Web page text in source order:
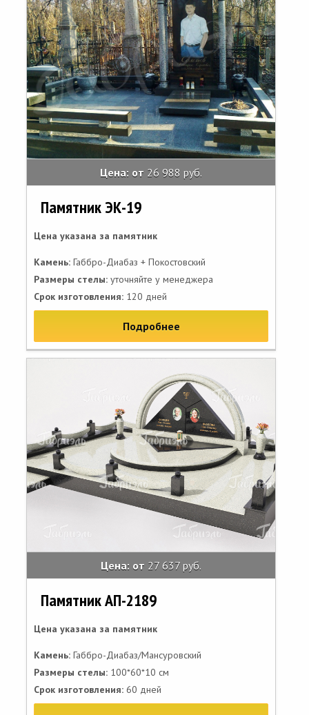
Цена: от 26 988 руб.
Памятник ЭК-19
Цена указана за памятник
Камень: Габбро-Диабаз + Покостовский
Размеры стелы: уточняйте у менеджера
Срок изготовления: 120 дней
Подробнее
Цена: от 27 637 руб.
Памятник АП-2189
Цена указана за памятник
Камень: Габбро-Диабаз/Мансуровский
Размеры стелы: 100*60*10 см
Срок изготовления: 60 дней